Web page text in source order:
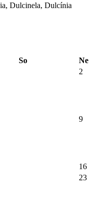
Dulcinela, Dulcínia
So
Ne
2
9
16
23